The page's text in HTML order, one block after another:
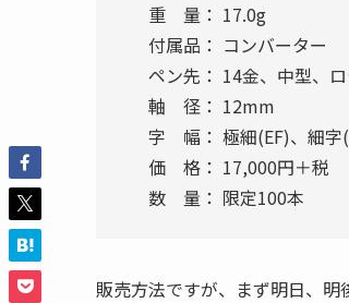
重 量： 17.0g
付属品： コンバーター
ペン先： 14金、中型、
軸 径： 12mm
字 幅： 極細(EF)、細字
価 格： 17,000円＋税
数 量： 限定100本
販売方法ですが、まず明日、明